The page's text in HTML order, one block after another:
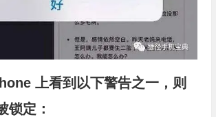
上看到以下警告之一，则
锁定：